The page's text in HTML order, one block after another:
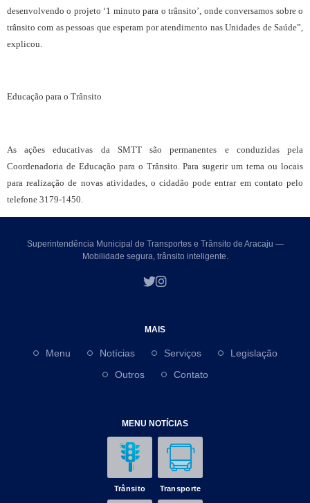
desenvolvendo o projeto ‘1 minuto para o trânsito’, onde conversamos sobre o
trânsito com as pessoas que esperam por atendimento nas Unidades de Saúde”,
explicou.
Educação para o Trânsito
As ações educativas da SMTT são permanentes e conduzidas pela
Coordenadoria de Educação para o Trânsito. Para sugerir um tema ou locais
para realização de novas atividades, o cidadão pode entrar em contato pelo
telefone 3179-1450.
Superintendência Municipal de Transportes e Trânsito de Aracaju —
Mobilidade segura, trânsito inteligente.
MAIS
Menu Notícias Serviços
Legislação
Outros
Contato
MENU NOTÍCIAS
Trânsito Transporte